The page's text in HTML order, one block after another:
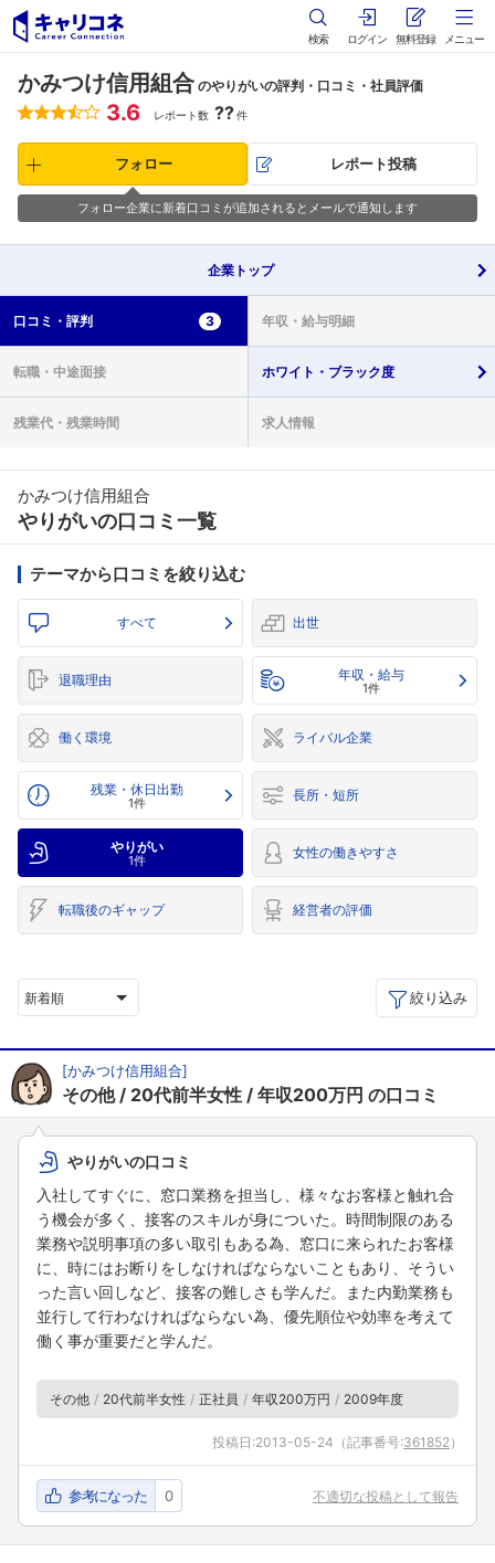
検索 ログイン 無料登録 メニュー
かみつけ信用組合 のやりがいの評判・口コミ・社員評価
3.6 レポート数 ??件
フォロー レポート投稿
フォロー企業に新着口コミが追加されるとメールで通知します
企業 トップ
口コミ・ 評判 3 年収・ 給与明細
転職・ 中途面接 ホワイト・ ブラック度
残業代・ 残業時間 求人情報
かみつけ信用組合
やりがいの口コミ一覧
テーマから口コミを絞り込む
すべて 出世
退職理由 年収・給与
1件
働く環境 ライバル企業
残業・休日出勤
1件 長所・短所
やりがい
1件 女性の働きやすさ
転職後のギャップ 経営者の評価
新着順 絞り込み
[かみつけ信用組合]
その他 20代前半女性 年収200万円 の口コミ
やりがいの口コミ
入社してすぐに、窓口業務を担当し、様々なお客様と触れ合
う機会が多く、接客のスキルが身についた。時間制限のある
業務や説明事項の多い取引もある為、窓口に来られたお客様
に、時にはお断りをしなければならないこともあり、そうい
った言い回しなど、接客の難しさも学んだ。また内勤業務も
並行して行わなければならない為、優先順位や効率を考えて
働く事が重要だと学んだ。
その他 20代前半女性 正社員 年収200万円 2009年度
投稿日:2013-05-24 （記事番号:361852）
参考になった 0 不適切な投稿として報告